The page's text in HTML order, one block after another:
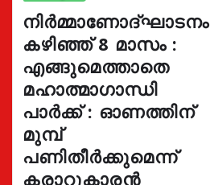
നിർമ്മാണോദ്ഘാടനം
കഴിഞ്ഞ് 8 മാസം :
എങ്ങുമെത്താതെ
മഹാത്മാഗാന്ധി
പാർക്ക് : ഓണത്തിന്
മുമ്പ്
പണിതീർക്കുമെന്ന്
കരാറുകാരൻ